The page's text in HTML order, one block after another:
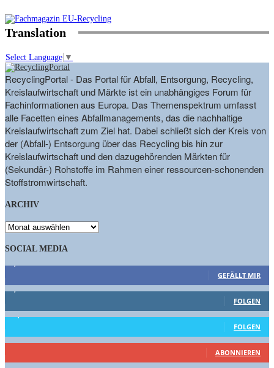
Translation
Select Language ▼
RecyclingPortal - Das Portal für Abfall, Entsorgung, Recycling,
Kreislaufwirtschaft und Märkte ist ein unabhängiges Forum für
Fachinformationen aus Europa. Das Themenspektrum umfasst
alle Facetten eines Abfallmanagements, das die nachhaltige
Kreislaufwirtschaft zum Ziel hat. Dabei schließt sich der Kreis von
der (Abfall-) Entsorgung über das Recycling bis hin zur
Kreislaufwirtschaft und den dazugehörenden Märkten für
(Sekundär-) Rohstoffe im Rahmen einer ressourcen-schonenden
Stoffstromwirtschaft.
ARCHIV
ARCHIV
SOCIAL MEDIA
GEFÄLLT MIR
1,662 Follower
FOLGEN
15,658 Follower
FOLGEN
460 Abonnenten
ABONNIEREN